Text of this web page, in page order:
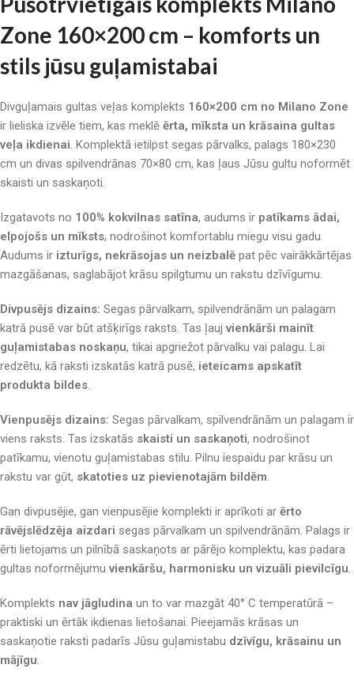
Zone 160×200 cm – komforts un
stils jūsu guļamistabai
Divguļamais gultas veļas komplekts 160×200 cm no Milano Zone
ir lieliska izvēle tiem, kas meklē ērta, mīksta un krāsaina gultas
veļa ikdienai. Komplektā ietilpst segas pārvalks, palags 180×230
cm un divas spilvendrānas 70×80 cm, kas ļaus Jūsu gultu noformēt
skaisti un saskaņoti.
Izgatavots no 100% kokvilnas satīna, audums ir patīkams ādai,
elpojošs un mīksts, nodrošinot komfortablu miegu visu gadu.
Audums ir izturīgs, nekrāsojas un neizbalē pat pēc vairākkārtējas
mazgāšanas, saglabājot krāsu spilgtumu un rakstu dzīvīgumu.
Divpusējs dizains: Segas pārvalkam, spilvendrānām un palagam
katrā pusē var būt atšķirīgs raksts. Tas ļauj vienkārši mainīt
guļamistabas noskaņu, tikai apgriežot pārvalku vai palagu. Lai
redzētu, kā raksti izskatās katrā pusē, ieteicams apskatīt
produkta bildes.
Vienpusējs dizains: Segas pārvalkam, spilvendrānām un palagam ir
viens raksts. Tas izskatās skaisti un saskaņoti, nodrošinot
patīkamu, vienotu guļamistabas stilu. Pilnu iespaidu par krāsu un
rakstu var gūt, skatoties uz pievienotajām bildēm.
Gan divpusējie, gan vienpusējie komplekti ir aprīkoti ar ērto
rāvējslēdzēja aizdari segas pārvalkam un spilvendrānām. Palags ir
ērti lietojams un pilnībā saskaņots ar pārējo komplektu, kas padara
gultas noformējumu vienkāršu, harmonisku un vizuāli pievilcīgu.
Komplekts nav jāgludina un to var mazgāt 40° C temperatūrā –
praktiski un ērtāk ikdienas lietošanai. Pieejamās krāsas un
saskaņotie raksti padarīs Jūsu guļamistabu dzīvīgu, krāsainu un
mājīgu.